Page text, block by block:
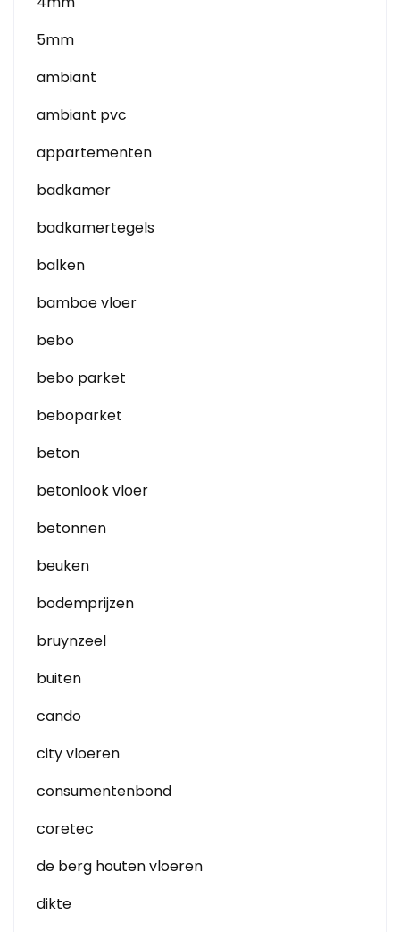
5mm
ambiant
ambiant pvc
appartementen
badkamer
badkamertegels
balken
bamboe vloer
bebo
bebo parket
beboparket
beton
betonlook vloer
betonnen
beuken
bodemprijzen
bruynzeel
buiten
cando
city vloeren
consumentenbond
coretec
de berg houten vloeren
dikte